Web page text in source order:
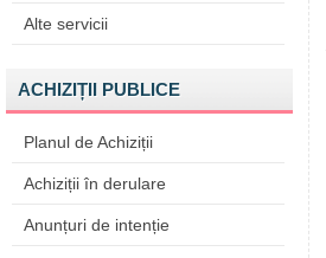
Alte servicii
ACHIZIȚII PUBLICE
Planul de Achiziții
Achiziții în derulare
Anunțuri de intenție